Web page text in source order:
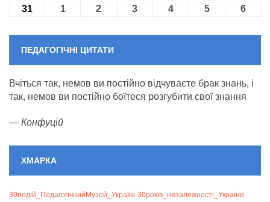
31 31.08.2026
101.09.2026
2 02.09.2026
3 03.09.2026
4 04.09.2026
5 05.09.2026
6
ПЕДАГОГІЧНІ ЦИТАТИ
Вчіться так, немов ви постійно відчуваєте брак знань, і
так, немов ви постійно боїтеся розгубити свої знання
— Конфуцій
ХМАРКА
30подій_ПедагогічнийМузей_Україні 30років_незалежності_України